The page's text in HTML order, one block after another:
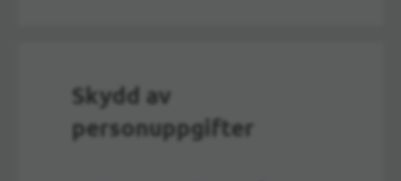
Skydd av
personuppgifter